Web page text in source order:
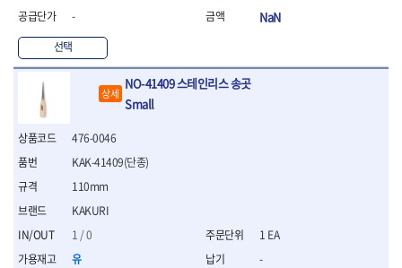
-
선택
NaN
상세
NO-41409 스테인리스 송곳
Small
476-0046
KAKURI
1 / 0
유
KAK-41409(단종)
110mm
1 EA
-